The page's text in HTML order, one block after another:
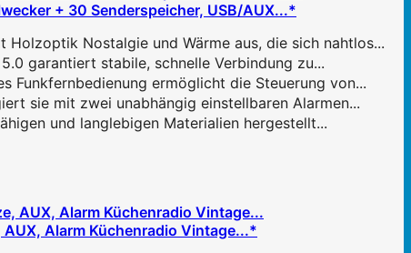
+ 30 Senderspeicher, USB/AUX...*
Holzoptik Nostalgie und Wärme aus, die sich nahtlos...
garantiert stabile, schnelle Verbindung zu...
Funkfernbedienung ermöglicht die Steuerung von...
sie mit zwei unabhängig einstellbaren Alarmen...
und langlebigen Materialien hergestellt...
Alarm Küchenradio Vintage...*